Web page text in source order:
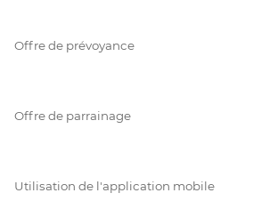
Offre de prévoyance
Offre de parrainage
Utilisation de l'application mobile